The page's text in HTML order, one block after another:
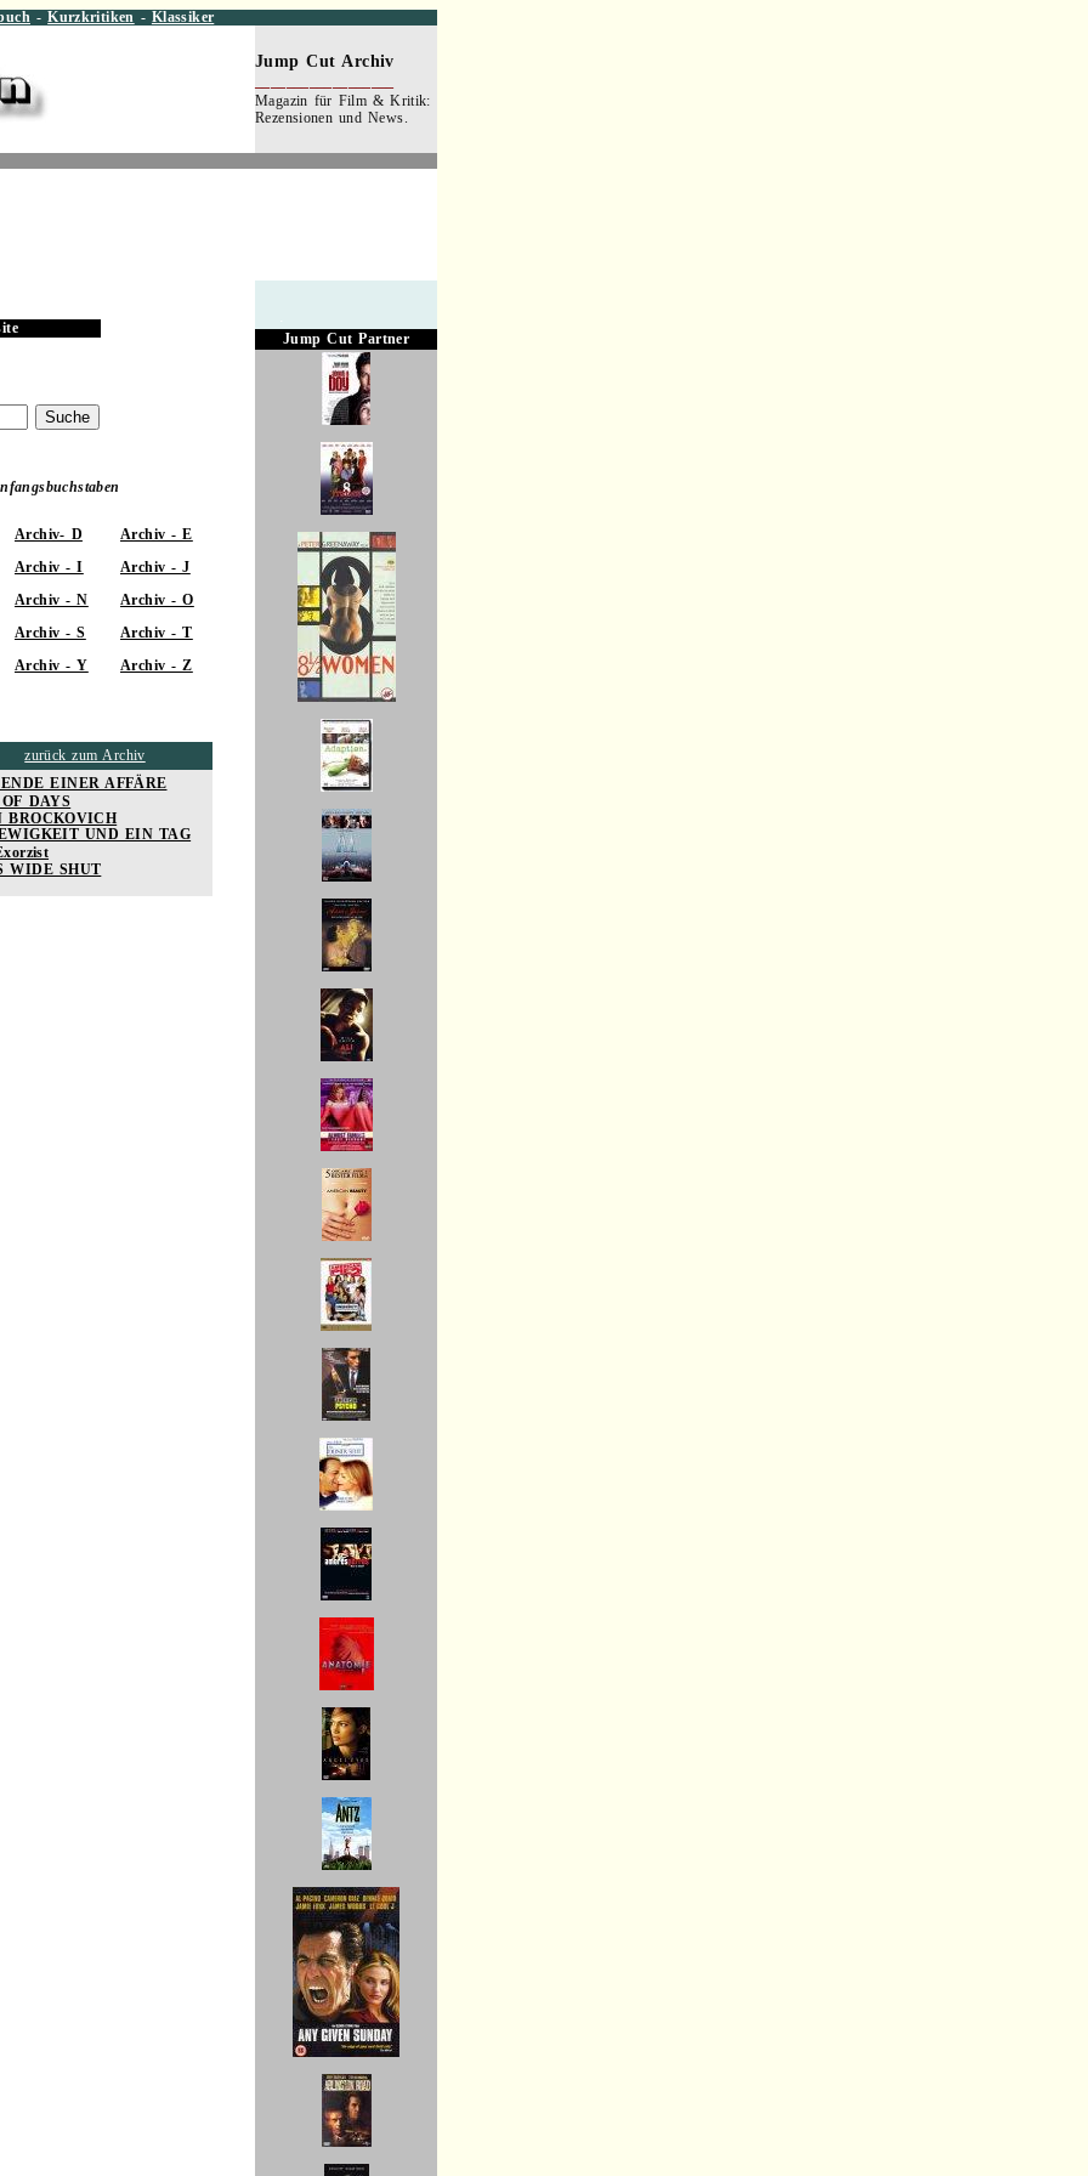
-Kurzkritiken - Klassiker
Jump Cut Archiv
Magazin für Film & Kritik:
Rezensionen und News.
Archiv- D Archiv - E
Archiv - I Archiv - J
Archiv - N Archiv - O
Archiv - S Archiv - T
Archiv - Y Archiv - Z
zurück zum Archiv
EINER AFFÄRE
DAYS
BROCKOVICH
UND EIN TAG
WIDE SHUT
.
Jump Cut Partner